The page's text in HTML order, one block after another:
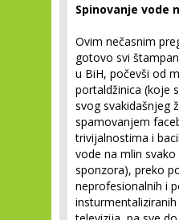
Spinovanje vode
Ovim nečasnim
gotovo svi
u BiH, počevši od
portaldžinica (koje
svog svakidašnjeg
spamovanjem
trivijalnostima i
vode na mlin
sponzora), preko
neprofesionalnih i